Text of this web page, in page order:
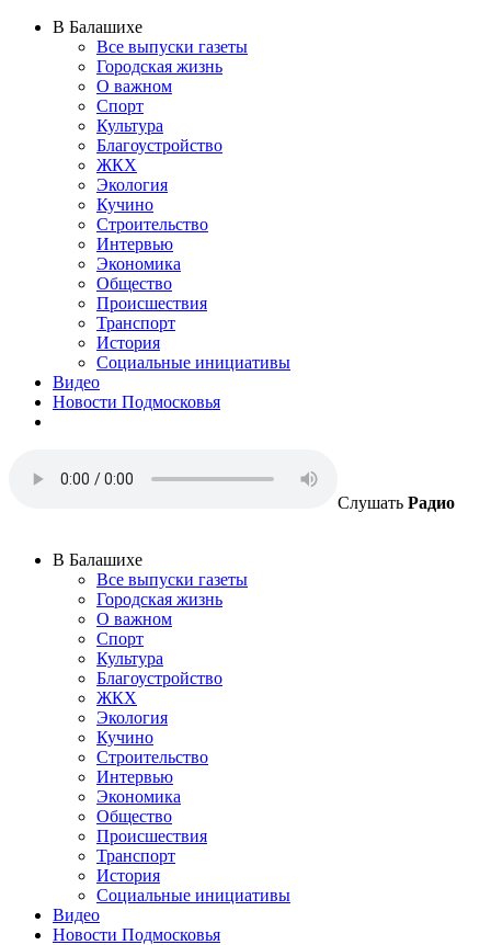
В Балашихе
Все выпуски газеты
Городская жизнь
О важном
Спорт
Культура
Благоустройство
ЖКХ
Экология
Кучино
Строительство
Интервью
Экономика
Общество
Происшествия
Транспорт
История
Социальные инициативы
Видео
Новости Подмосковья
Слушать Радио
В Балашихе
Все выпуски газеты
Городская жизнь
О важном
Спорт
Культура
Благоустройство
ЖКХ
Экология
Кучино
Строительство
Интервью
Экономика
Общество
Происшествия
Транспорт
История
Социальные инициативы
Видео
Новости Подмосковья